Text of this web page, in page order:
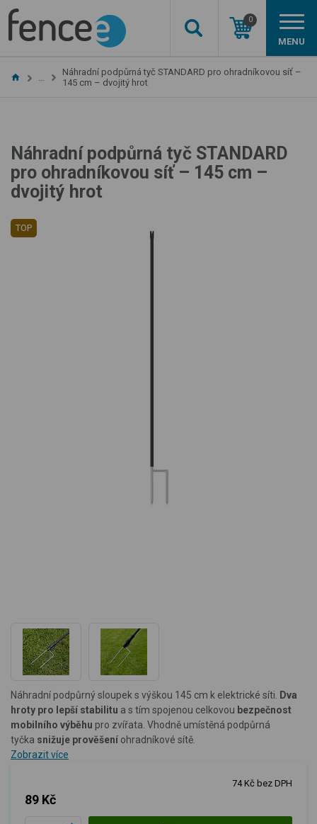
0
MENU
…
Náhradní podpůrná tyč STANDARD pro ohradníkovou síť –
145 cm – dvojitý hrot
Náhradní podpůrná tyč STANDARD
pro ohradníkovou síť – 145 cm –
dvojitý hrot
TOP
Náhradní podpůrný sloupek s výškou 145 cm k elektrické síti.
Dva
hroty pro lepší stabilitu a s tím spojenou celkovou bezpečnost
mobilního výběhu pro zvířata. Vhodně umístěná podpůrná
tyčka snižuje prověšení ohradníkové sítě.
Zobrazit více
89 Kč
74 Kč bez DPH